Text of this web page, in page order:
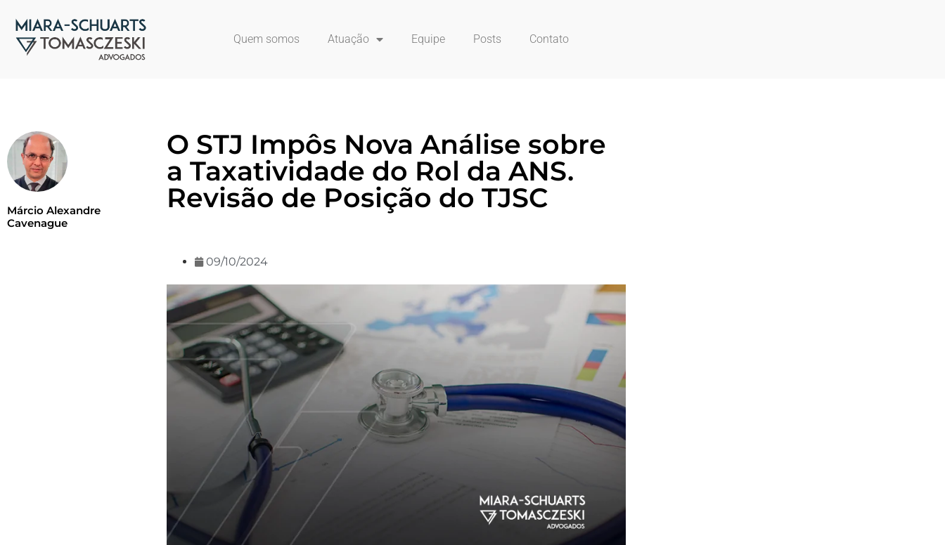
Quem somos Atuação Equipe Posts Contato
Márcio Alexandre
Cavenague
O STJ Impôs Nova Análise sobre
a Taxatividade do Rol da ANS.
Revisão de Posição do TJSC
09/10/2024